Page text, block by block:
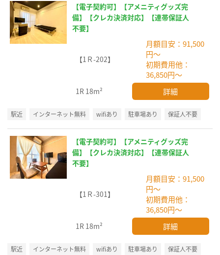
【電子契約可】【アメニティグッズ完
備】【クレカ決済対応】【連帯保証人
不要】
【1Ｒ-202】
月額目安：91,500
円～
初期費用他：
36,850円～
1R 18m² 詳細
駅近 インターネット無料 wifiあり 駐車場あり 保証人不要
【電子契約可】【アメニティグッズ完
備】【クレカ決済対応】【連帯保証人
不要】
【1Ｒ-301】
月額目安：91,500
円～
初期費用他：
36,850円～
1R 18m² 詳細
駅近 インターネット無料 wifiあり 駐車場あり 保証人不要